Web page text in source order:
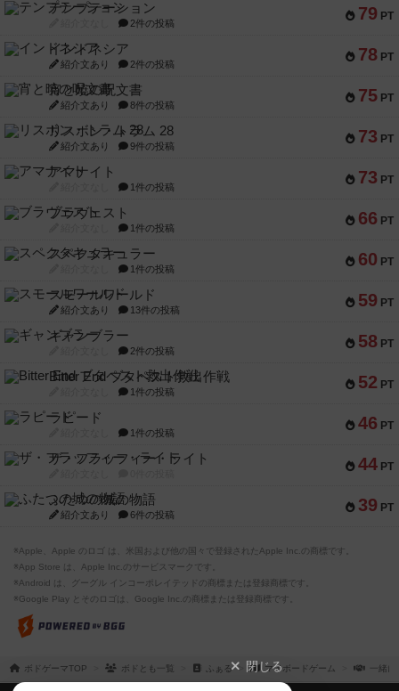
79 PT
テンプテーション
2件の投稿
78 PT
インドネシア
紹介文あり 2件の投稿
75 PT
宵と暁の呪文書
紹介文あり 8件の投稿
73 PT
リスボン・トラム 28
紹介文あり 9件の投稿
73 PT
アマナイト
1件の投稿
66 PT
ブラヴェスト
1件の投稿
60 PT
スペクタキュラー
1件の投稿
59 PT
スモールワールド
紹介文あり 13件の投稿
58 PT
ギャンブラー
2件の投稿
52 PT
Bitter End ブタペスト救出作戦
1件の投稿
46 PT
ラピード
1件の投稿
44 PT
ザ・フラッフィー・ライト
39 PT
ふたつの城の物語
紹介文あり 6件の投稿
※Apple、Apple のロゴ は、米国および他の国々で登録されたApple Inc.の商標です。
※App Store は、Apple Inc.のサービスマークです。
※Android は、グーグル インコーポレイテッドの商標または登録商標です。
※Google Play とそのロゴは、Google Inc.の商標または登録商標です。
ボドゲーマTOP ボドとも一覧 ふぁる マイボードゲーム 一緒に
閉じる